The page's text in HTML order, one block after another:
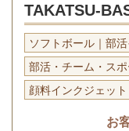
TAKATSU-
ソフトボール｜部
部活・チーム・ス
顔料インクジェット
お